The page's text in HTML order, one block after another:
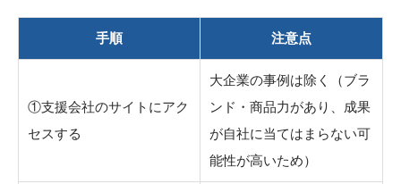
手順 注意点
①支援会社のサイトにアク
セスする
大企業の事例は除く（ブラ
ンド・商品力があり、成果
が自社に当てはまらない可
能性が高いため）